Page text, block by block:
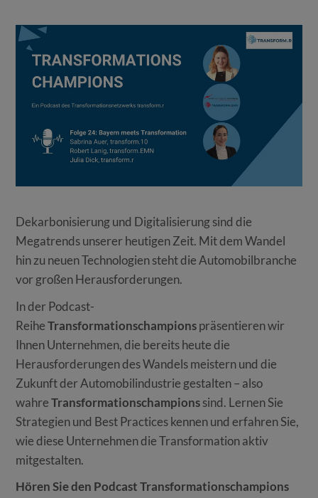
Dekarbonisierung und Digitalisierung sind die
Megatrends unserer heutigen Zeit. Mit dem Wandel
hin zu neuen Technologien steht die Automobilbranche
vor großen Herausforderungen.
In der Podcast-
ReiheTransformationschampionspräsentieren wir
Ihnen Unternehmen, die bereits heute die
Herausforderungen des Wandels meistern und die
Zukunft der Automobilindustrie gestalten – also
wahreTransformationschampionssind. Lernen Sie
Strategien und Best Practices kennen und erfahren Sie,
wie diese Unternehmen die Transformation aktiv
mitgestalten.
Hören Sie den Podcast Transformationschampions